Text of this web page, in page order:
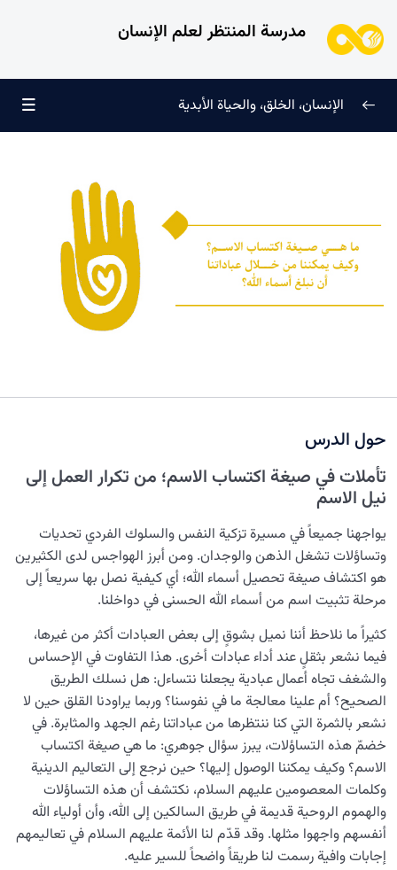
مدرسة المنتظر لعلم الإنسان
سرّ الفرح والسكينة الدائمة 0/13
نضوج الطفل الغالي للروح 0/8
القضاء والقدر والاختيار
الابتلاء والامتحان في مسيرة الحياة 0/26
الشيطان… العدوّ المبين 0/14
الأمراض الخفية للروح 0/15
معرفة الجنة والنار
النظرة الأبدية والاستعداد للآخرة 0/14
أهمية العلاقة بين الإدراك والرغبة: كيف يوجّه الإدراك مسارات
رغباتنا؟
أهمية معرفة الآخرة وظروفه: كيف تؤثر على حياتنا الدنيوية؟
حلول لتقليل الضغط النفسي الناتج عن مشقات الحياة
وصراعاتها
منبع إدراك العالم: الأفعال ودلالاتها في عالم الدنيا
الإنسان، الخلق، والحياة الأبدية
حول الدرس
تأملات في صيغة اكتساب الاسم؛ من تكرار العمل إلى
نيل الاسم
يواجهنا جميعاً في مسيرة تزكية النفس والسلوك الفردي تحديات
وتساؤلات تشغل الذهن والوجدان. ومن أبرز الهواجس لدى الكثيرين
هو اكتشاف صيغة تحصيل أسماء الله؛ أي كيفية نصل بها سريعاً إلى
مرحلة تثبيت اسم من أسماء الله الحسنى في دواخلنا.
كثيراً ما نلاحظ أننا نميل بشوقٍ إلى بعض العبادات أكثر من غيرها،
فيما نشعر بثقلٍ عند أداء عبادات أخرى. هذا التفاوت في الإحساس
والشغف تجاه أعمال عبادية يجعلنا نتساءل: هل نسلك الطريق
الصحيح؟ أم علينا معالجة ما في نفوسنا؟ وربما يراودنا القلق حين لا
نشعر بالثمرة التي كنا ننتظرها من عباداتنا رغم الجهد والمثابرة. في
خضمّ هذه التساؤلات، يبرز سؤال جوهري: ما هي صيغة اكتساب
الاسم؟ وكيف يمكننا الوصول إليها؟ حين نرجع إلى التعاليم الدينية
وكلمات المعصومين عليهم السلام، نكتشف أن هذه التساؤلات
والهموم الروحية قديمة في طريق السالكين إلى الله، وأن أولياء الله
أنفسهم واجهوا مثلها. وقد قدّم لنا الأئمة عليهم السلام في تعاليمهم
إجابات وافية رسمت لنا طريقاً واضحاً للسير عليه.